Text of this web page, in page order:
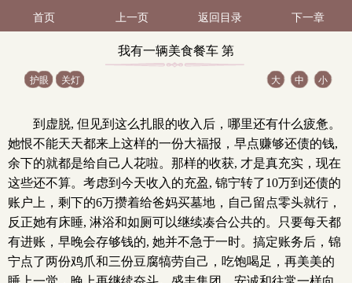
首页 上一页 返回目录 下一章
我有一辆美食餐车 第
护眼 关灯 大 中 小
到虚脱, 但见到这么扎眼的收入后，哪里还有什么疲惫。
她恨不能天天都来上这样的一份大福报，早点赚够还债的钱,
余下的就都是给自己人花啦。那样的收获, 才是真充实，现在
这些还不算。考虑到今天收入的充盈, 锦宁转了10万到还债的
账户上，剩下的6万攒着给爸妈买墓地，自己留点零头就行，
反正她有床睡, 淋浴和如厕可以继续凑合公共的。只要每天都
有进账，早晚会存够钱的, 她并不急于一时。搞定账务后，锦
宁点了两份鸡爪和三份豆腐犒劳自己，吃饱喝足，再美美的